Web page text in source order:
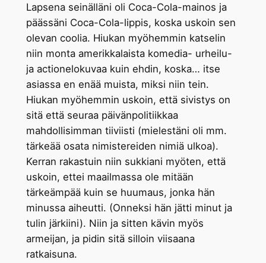
Lapsena seinälläni oli Coca-Cola-mainos ja
päässäni Coca-Cola-lippis, koska uskoin sen
olevan coolia. Hiukan myöhemmin katselin
niin monta amerikkalaista komedia- urheilu-
ja actionelokuvaa kuin ehdin, koska… itse
asiassa en enää muista, miksi niin tein.
Hiukan myöhemmin uskoin, että sivistys on
sitä että seuraa päivänpolitiikkaa
mahdollisimman tiiviisti (mielestäni oli mm.
tärkeää osata nimistereiden nimiä ulkoa).
Kerran rakastuin niin sukkiani myöten, että
uskoin, ettei maailmassa ole mitään
tärkeämpää kuin se huumaus, jonka hän
minussa aiheutti. (Onneksi hän jätti minut ja
tulin järkiini). Niin ja sitten kävin myös
armeijan, ja pidin sitä silloin viisaana
ratkaisuna.